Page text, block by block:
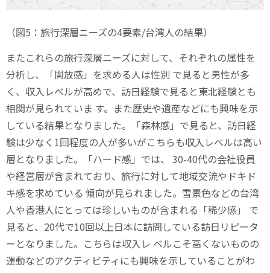
（図5：旅行深層ニーズの4要素/台湾人の結果）
またこれらの旅行深層ニーズに対して、それぞれの属性を
分析し、「開放感」を求める人は性別 で見ると男性が多
く、収入レベルが高めで、訪日経験で見ると東北経験とも
相関が見られていま す。また歴史や遺産などにも興味を示
している結果となりました。「森林感」で見ると、訪日経
験は少なく1回程度の人が多いがこちらも収入レベルは高い
層となりました。「ハード感」では、 30-40代の会社役員
や経営層が含まれており、旅行に対して地域交流やドキド
キ感を求めている 傾向が見られました。雪景色などの台湾
人や香港人にとっては珍しいものが含まれる「稀少感」 で
見ると、20代で10回以上日本に訪問している訪日リピータ
ーとなりました。こちらは収入レ ベルこそ高くないものの
運動などのアクティビティにも興味を示していることがわ